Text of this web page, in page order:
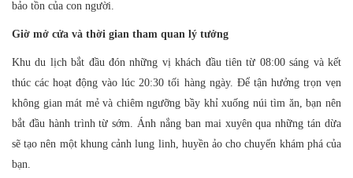
bảo tồn của con người.
Giờ mở cửa và thời gian tham quan lý tưởng
Khu du lịch bắt đầu đón những vị khách đầu tiên từ 08:00 sáng và kết
thúc các hoạt động vào lúc 20:30 tối hàng ngày. Để tận hưởng trọn vẹn
không gian mát mẻ và chiêm ngưỡng bầy khỉ xuống núi tìm ăn, bạn nên
bắt đầu hành trình từ sớm. Ánh nắng ban mai xuyên qua những tán dừa
sẽ tạo nên một khung cảnh lung linh, huyền ảo cho chuyến khám phá của
bạn.